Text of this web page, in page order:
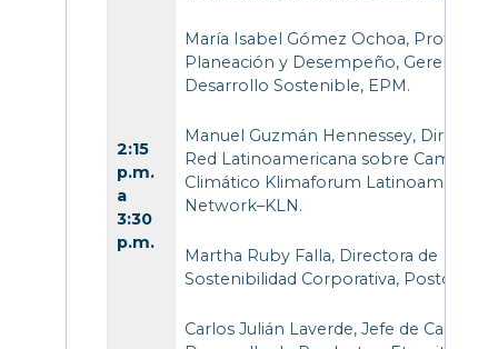
2:15
p.m.
a
3:30
p.m.
María Isabel Gómez Ochoa,
Planeación y Desempeño, Gerencia
Desarrollo Sostenible, EPM.
Manuel Guzmán Hennessey, Director,
Red Latinoamericana sobre Cambio
Climático Klimaforum Latinoamérica
Network–KLN.
Martha Ruby Falla, Directora de
Sostenibilidad Corporativa, Postobón.
Carlos Julián Laverde, Jefe de Calidad y